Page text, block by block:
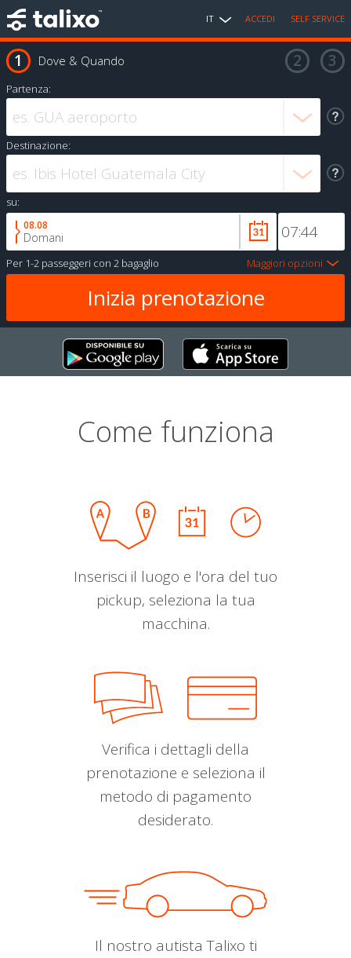
IT ACCEDI SELF SERVICE
Dove & Quando
Partenza:
Destinazione:
su:
08.08
Domani
Per 1-2 passeggeri con 2 bagaglio Maggiori opzioni
Come funziona
Inserisci il luogo e l'ora del tuo
pickup, seleziona la tua
macchina.
Verifica i dettagli della
prenotazione e seleziona il
metodo di pagamento
desiderato.
Il nostro autista Talixo ti